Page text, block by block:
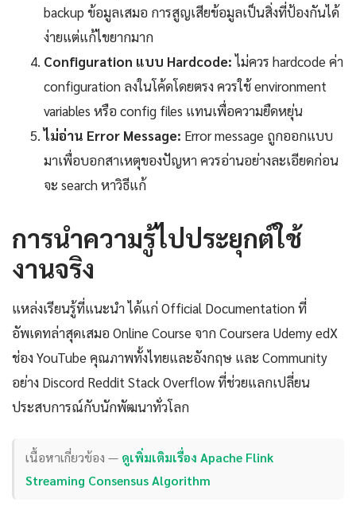
backup ข้อมูลเสมอ การสูญเสียข้อมูลเป็นสิ่งที่ป้องกันได้
ง่ายแต่แก้ไขยากมาก
Configuration แบบ Hardcode:ไม่ควร hardcode ค่า
configuration ลงในโค้ดโดยตรง ควรใช้ environment
variables หรือ config files แทนเพื่อความยืดหยุ่น
ไม่อ่าน Error Message: Error message ถูกออกแบบ
มาเพื่อบอกสาเหตุของปัญหา ควรอ่านอย่างละเอียดก่อน
จะ search หาวิธีแก้
การนำความรู้ไปประยุกต์ใช้
งานจริง
แหล่งเรียนรู้ที่แนะนำ ได้แก่ Official Documentation ที่
อัพเดทล่าสุดเสมอ Online Course จาก Coursera Udemy edX
ช่อง YouTube คุณภาพทั้งไทยและอังกฤษ และ Community
อย่าง Discord Reddit Stack Overflow ที่ช่วยแลกเปลี่ยน
ประสบการณ์กับนักพัฒนาทั่วโลก
เนื้อหาเกี่ยวข้อง — ดูเพิ่มเติมเรื่อง Apache Flink
Streaming Consensus Algorithm